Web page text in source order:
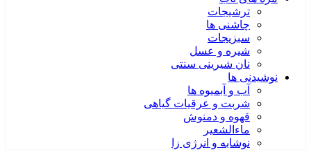
ترشیجات
چاشنی ها
سبزیجات
شیره و عسل
نان شیرینی سنتی
نوشیدنی ها
آب و آبمیوه ها
شربت و عرقیات گیاهی
قهوه و دمنوش
ماءالشعیر
نوشابه و انرژی زا